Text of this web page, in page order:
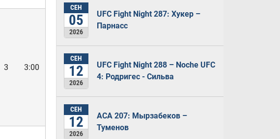
3 3:00
СЕН
05
2026
UFC Fight Night 287: Хукер –
Парнасс
СЕН
12
2026
UFC Fight Night 288 – Noche UFC
4: Родригес - Сильва
СЕН
12
2026
ACA 207: Мырзабеков –
Туменов